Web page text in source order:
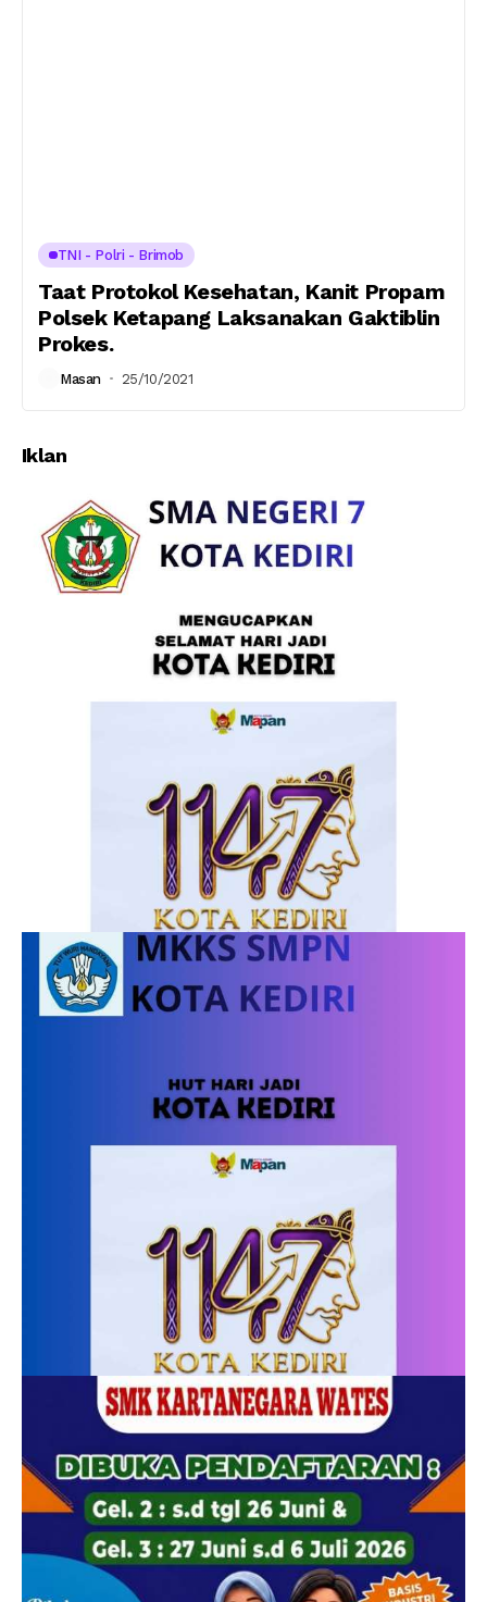
TNI - Polri - Brimob
Taat Protokol Kesehatan, Kanit Propam
Polsek Ketapang Laksanakan Gaktiblin
Prokes.
Masan 25/10/2021
Iklan